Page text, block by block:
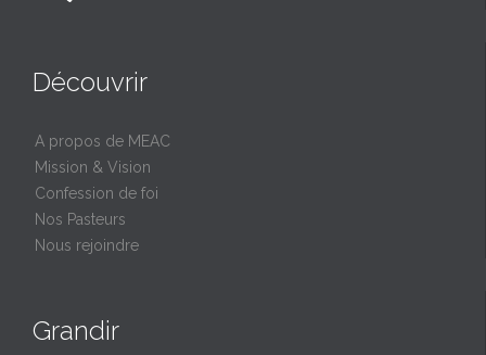
Découvrir
A propos de MEAC
Mission & Vision
Confession de foi
Nos Pasteurs
Nous rejoindre
Grandir